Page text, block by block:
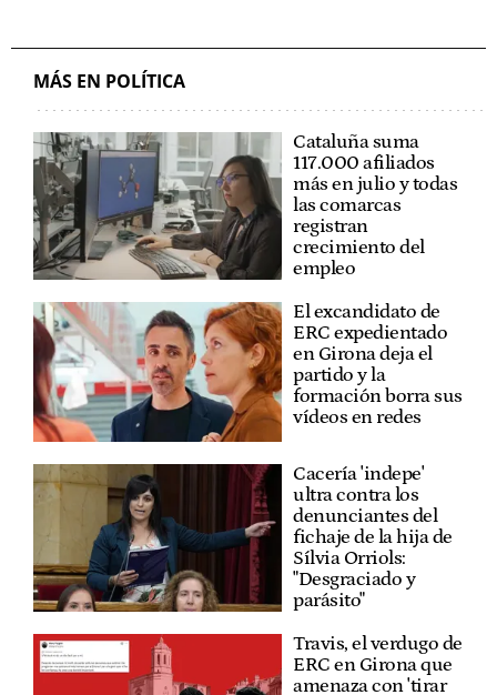
MÁS EN POLÍTICA
Cataluña suma
117.000 afiliados
más en julio y todas
las comarcas
registran
crecimiento del
empleo
El excandidato de
ERC expedientado
en Girona deja el
partido y la
formación borra sus
vídeos en redes
Cacería 'indepe'
ultra contra los
denunciantes del
fichaje de la hija de
Sílvia Orriols:
"Desgraciado y
parásito"
Travis, el verdugo de
ERC en Girona que
amenaza con 'tirar